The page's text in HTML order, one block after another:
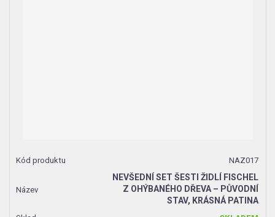
NAZ017
NEVŠEDNÍ SET ŠESTI ŽIDLÍ FISCHEL
Z OHÝBANÉHO DŘEVA – PŮVODNÍ
STAV, KRÁSNÁ PATINA